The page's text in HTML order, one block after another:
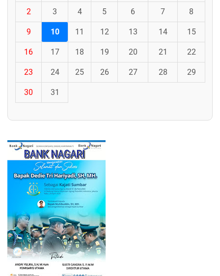
2 3 4 5 6 7 8
9 10 11 12 13 14 15
16 17 18 19 20 21 22
23 24 25 26 27 28 29
30 31